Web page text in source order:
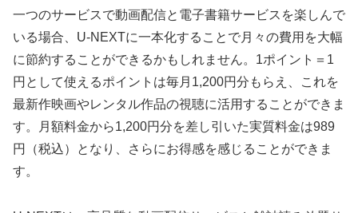
一つのサービスで動画配信と電子書籍サービスを楽しんで
いる場合、U-NEXTに一本化することで月々の費用を大幅
に節約することができるかもしれません。1ポイント＝1
円として使えるポイントは毎月1,200円分もらえ、これを
最新作映画やレンタル作品の視聴に活用することができま
す。月額料金から1,200円分を差し引いた実質料金は989
円（税込）となり、さらにお得感を感じることができま
す。